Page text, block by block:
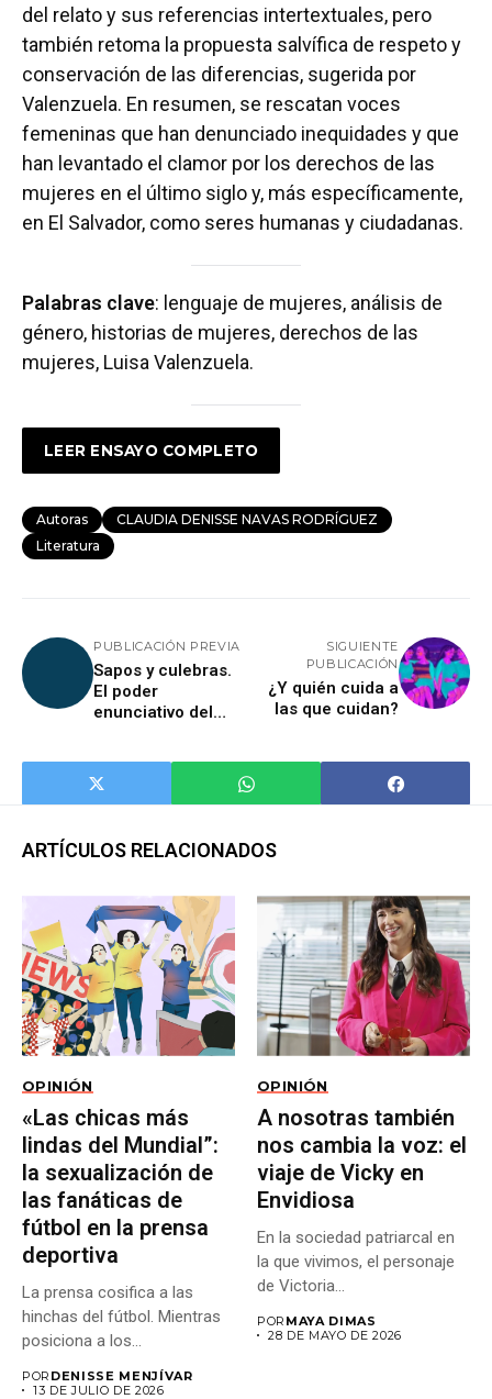
del relato y sus referencias intertextuales, pero
también retoma la propuesta salvífica de respeto y
conservación de las diferencias, sugerida por
Valenzuela. En resumen, se rescatan voces
femeninas que han denunciado inequidades y que
han levantado el clamor por los derechos de las
mujeres en el último siglo y, más específicamente,
en El Salvador, como seres humanas y ciudadanas.
Palabras clave: lenguaje de mujeres, análisis de
género, historias de mujeres, derechos de las
mujeres, Luisa Valenzuela.
LEER ENSAYO COMPLETO
Autoras
CLAUDIA DENISSE NAVAS RODRÍGUEZ
Literatura
PUBLICACIÓN PREVIA
Sapos y culebras.
El poder
enunciativo del
óptica de "La
densidad de las
SIGUIENTE
PUBLICACIÓN
¿Y quién cuida a
las que cuidan?
ARTÍCULOS RELACIONADOS
OPINIÓN
«Las chicas más
lindas del Mundial”:
la sexualización de
las fanáticas de
fútbol en la prensa
deportiva
La prensa cosifica a las
hinchas del fútbol. Mientras
posiciona a los...
POR DENISSE MENJÍVAR
13 DE JULIO DE 2026
OPINIÓN
A nosotras también
nos cambia la voz: el
viaje de Vicky en
Envidiosa
En la sociedad patriarcal en
la que vivimos, el personaje
de Victoria...
POR MAYA DIMAS
28 DE MAYO DE 2026